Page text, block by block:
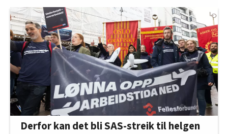
Derfor kan det bli SAS-streik til helgen